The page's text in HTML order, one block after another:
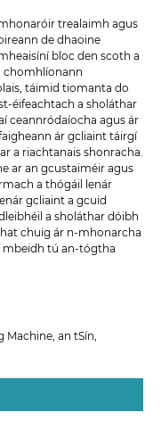
trealaimh agus
de dhaoine
bloc den scoth a
chomhlíonann
táimid tiomanta do
éifeachtach a sholáthar
ceannródaíocha agus ár
ár gcliaint táirgí
a riachtanais shonracha.
ar an gcustaiméir agus
a thógáil lenár
gcliaint a gcuid
a sholáthar dóibh
chuig ár n-mhonarcha
mbeidh tú an-tógtha
Machine, an tSín,